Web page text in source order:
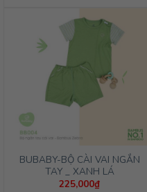
BUBABY-BỘ CÀI VAI NGẮN
TAY _ XANH LÁ
225,000₫